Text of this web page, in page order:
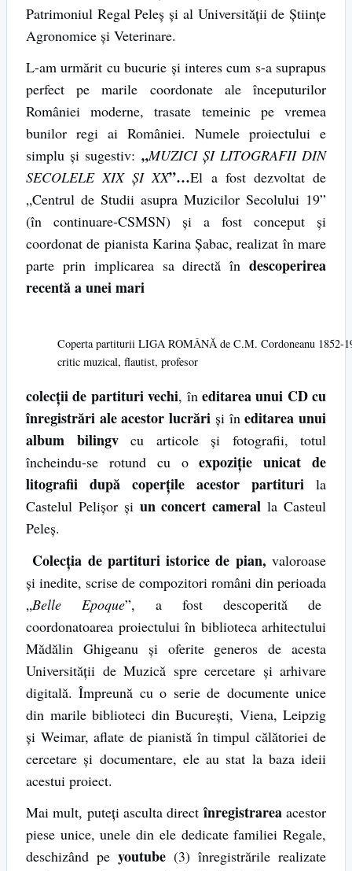
Patrimoniul Regal Peleş şi al Universităţii de Ştiinţe
Agronomice şi Veterinare.
L-am urmărit cu bucurie şi interes cum s-a suprapus
perfect pe marile coordonate ale începuturilor
României moderne, trasate temeinic pe vremea
bunilor regi ai României. Numele proiectului e
simplu şi sugestiv: „MUZICI ŞI LITOGRAFII DIN
SECOLELE XIX ŞI XX”…El a fost dezvoltat de
„Centrul de Studii asupra Muzicilor Secolului 19”
(în continuare-CSMSN) şi a fost conceput şi
coordonat de pianista Karina Şabac, realizat în mare
parte prin implicarea sa directă în descoperirea
recentă a unei mari
Coperta partiturii LIGA ROMÂNĂ de C.M. Cordoneanu 1852-
critic muzical, flautist, profesor
colecţii de partituri vechi, în editarea unui CD cu
înregistrări ale acestor lucrări şi îneditarea unui
album bilingvcu articole şi fotografii, totul
încheindu-se rotund cu oexpoziţie unicat de
litografii după coperţile acestor partituri la
Castelul Pelişor şi un concert cameral la Casteul
Peleş.
Colecţia de partituri istorice de pian, valoroase
şi inedite, scrise de compozitori români din perioada
„Belle Epoque”, a fost descoperită de
coordonatoarea proiectului în biblioteca arhitectului
Mădălin Ghigeanu şi oferite generos de acesta
Universităţii de Muzică spre cercetare şi arhivare
digitală. Împreună cu o serie de documente unice
din marile biblioteci din Bucureşti, Viena, Leipzig
şi Weimar, aflate de pianistă în timpul călătoriei de
cercetare şi documentare, ele au stat la baza ideii
acestui proiect.
Mai mult, puteţi asculta directînregistrareaacestor
piese unice, unele din ele dedicate familiei Regale,
deschizând pe youtube (3) înregistrările realizate